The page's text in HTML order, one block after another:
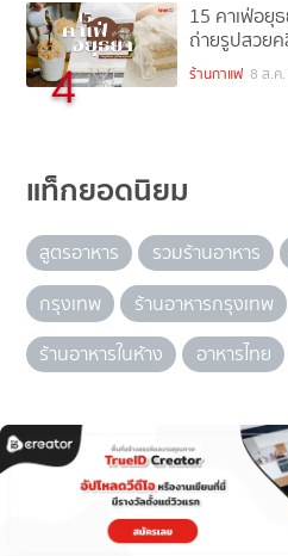
4
15 คาเฟ่อยุ
ถ่ายรูปสวย
ร้านกาแฟ 8 ส.ค
แท็กยอดนิยม
สูตรอาหาร รวมร้านอาหาร
กรุงเทพ
ร้านอาหารกรุงเทพ
ร้านอาหารในห้าง
อาหารไทย